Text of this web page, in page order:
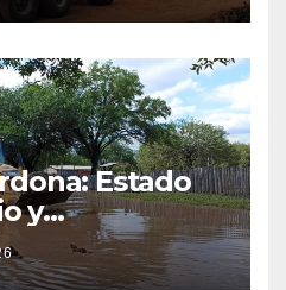
Estado
y
en zonas